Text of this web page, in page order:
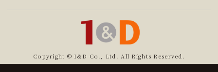
Copyright © 1&D Co., Ltd. All Rights Reserved.